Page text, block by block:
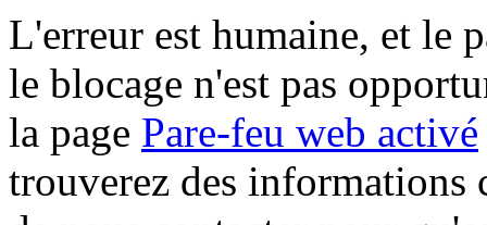
L'erreur est humaine, et le
le blocage n'est pas
la page Pare-feu web activé
trouverez des informations